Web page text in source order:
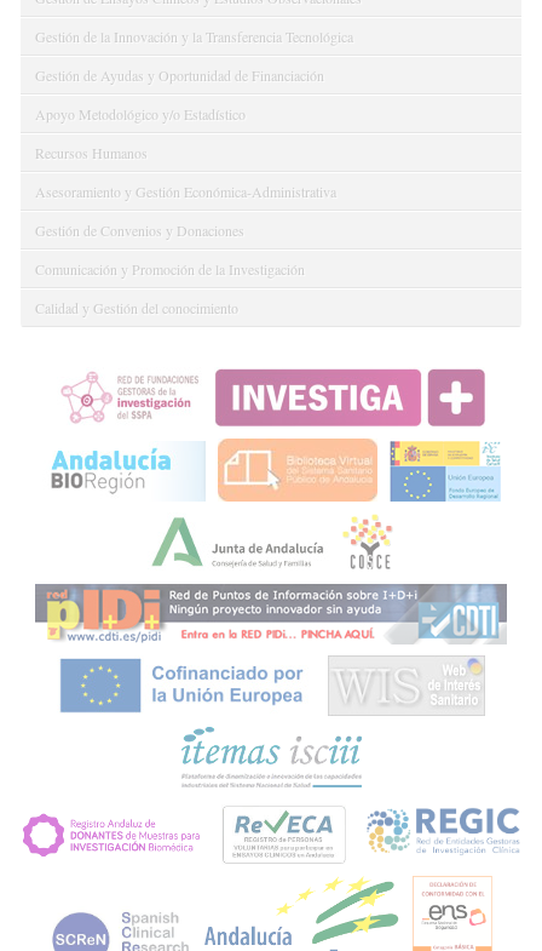
Gestión de la Innovación y la Transferencia Tecnológica
Gestión de Ayudas y Oportunidad de Financiación
Apoyo Metodológico y/o Estadístico
Recursos Humanos
Asesoramiento y Gestión Económica-Administrativa
Gestión de Convenios y Donaciones
Comunicación y Promoción de la Investigación
Calidad y Gestión del conocimiento